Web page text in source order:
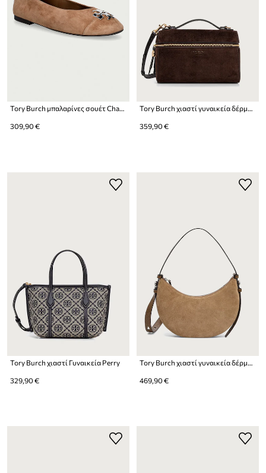
Tory Burch μπαλαρίνες σουέτ Charlie Ballet
309,90 €
Tory Burch χιαστί γυναικεία δέρμα σουέτ Romy
359,90 €
Tory Burch χιαστί Γυναικεία Perry
329,90 € 469,90 €